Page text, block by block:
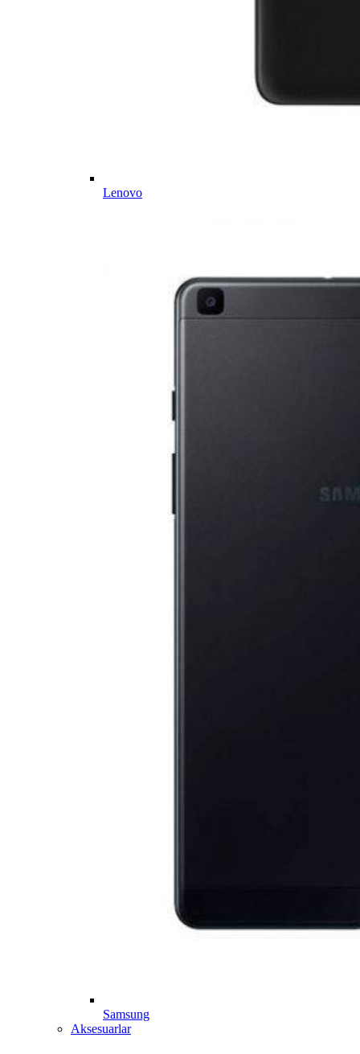
Lenovo
Samsung
Aksesuarlar